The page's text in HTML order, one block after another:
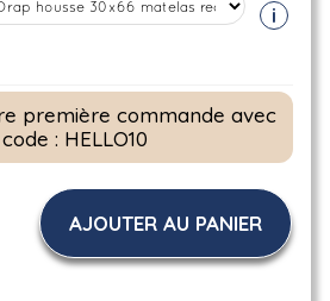
i
première commande avec
: HELLO10
AJOUTER AU PANIER